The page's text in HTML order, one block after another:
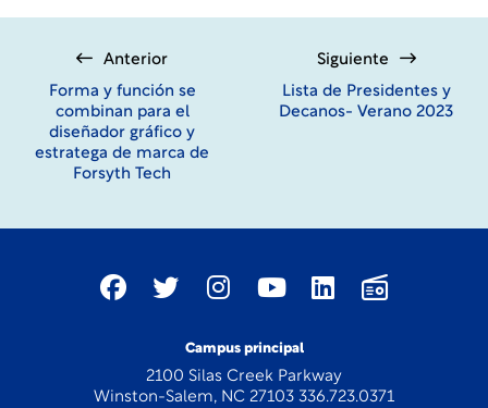
Anterior
Forma y función se
combinan para el
diseñador gráfico y
estratega de marca de
Forsyth Tech
Siguiente
Lista de Presidentes y
Decanos- Verano 2023
Campus principal
2100 Silas Creek Parkway
Winston-Salem, NC 27103 336.723.0371